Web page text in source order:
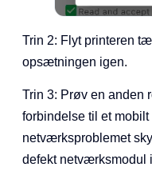
Trin 2: Flyt printeren
opsætningen igen.
Trin 3: Prøv en anden
forbindelse til et
netværksproblemet
defekt netværksmodul